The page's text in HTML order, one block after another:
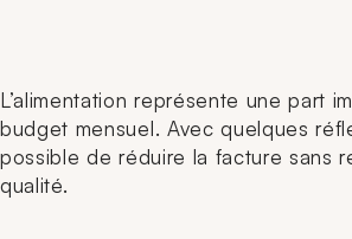
L’alimentation représente une part
budget mensuel. Avec quelques
possible de réduire la facture sans
qualité.